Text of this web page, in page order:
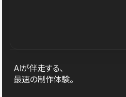
AIが伴走する、
最速の制作体験。